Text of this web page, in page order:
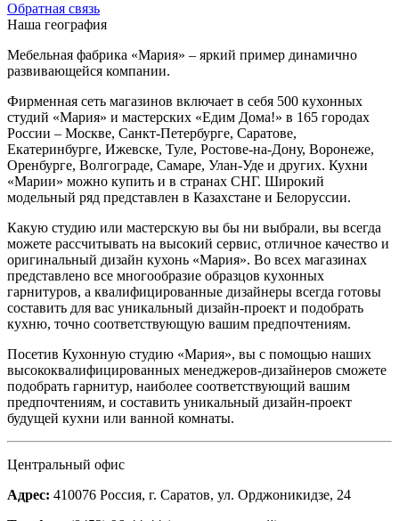
Обратная связь
Наша география
Мебельная фабрика «Мария» – яркий пример динамично
развивающейся компании.
Фирменная сеть магазинов включает в себя 500 кухонных
студий «Мария» и мастерских «Едим Дома!» в 165 городах
России – Москве, Санкт-Петербурге, Саратове,
Екатеринбурге, Ижевске, Туле, Ростове-на-Дону, Воронеже,
Оренбурге, Волгограде, Самаре, Улан-Уде и других. Кухни
«Марии» можно купить и в странах СНГ. Широкий
модельный ряд представлен в Казахстане и Белоруссии.
Какую студию или мастерскую вы бы ни выбрали, вы всегда
можете рассчитывать на высокий сервис, отличное качество и
оригинальный дизайн кухонь «Мария». Во всех магазинах
представлено все многообразие образцов кухонных
гарнитуров, а квалифицированные дизайнеры всегда готовы
составить для вас уникальный дизайн-проект и подобрать
кухню, точно соответствующую вашим предпочтениям.
Посетив Кухонную студию «Мария», вы с помощью наших
высококвалифицированных менеджеров-дизайнеров сможете
подобрать гарнитур, наиболее соответствующий вашим
предпочтениям, и составить уникальный дизайн-проект
будущей кухни или ванной комнаты.
Центральный офис
Адрес: 410076 Россия, г. Саратов, ул. Орджоникидзе, 24